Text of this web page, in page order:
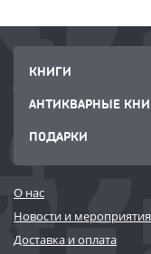
КНИГИ
АНТИКВАРНЫЕ
ПОДАРКИ
О нас
Новости и мероприятия
Доставка и оплата